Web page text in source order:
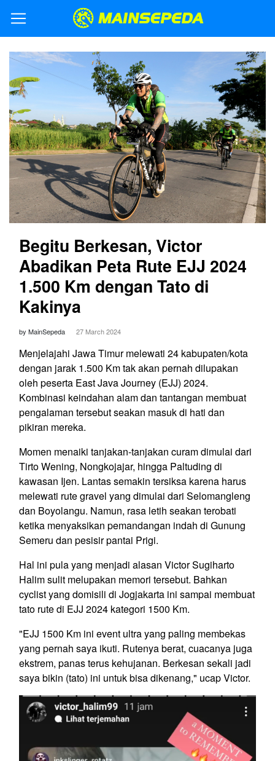
Begitu Berkesan, Victor
Abadikan Peta Rute EJJ 2024
1.500 Km dengan Tato di
Kakinya
by MainSepeda 27 March 2024
Menjelajahi Jawa Timur melewati 24 kabupaten/kota
dengan jarak 1.500 Km tak akan pernah dilupakan
oleh peserta East Java Journey (EJJ) 2024.
Kombinasi keindahan alam dan tantangan membuat
pengalaman tersebut seakan masuk di hati dan
pikiran mereka.
Momen menaiki tanjakan-tanjakan curam dimulai dari
Tirto Wening, Nongkojajar, hingga Paltuding di
kawasan Ijen. Lantas semakin tersiksa karena harus
melewati rute gravel yang dimulai dari Selomangleng
dan Boyolangu. Namun, rasa letih seakan terobati
ketika menyaksikan pemandangan indah di Gunung
Semeru dan pesisir pantai Prigi.
Hal ini pula yang menjadi alasan Victor Sugiharto
Halim sulit melupakan memori tersebut. Bahkan
cyclist yang domisili di Jogjakarta ini sampai membuat
tato rute di EJJ 2024 kategori 1500 Km.
"EJJ 1500 Km ini event ultra yang paling membekas
yang pernah saya ikuti. Rutenya berat, cuacanya juga
ekstrem, panas terus kehujanan. Berkesan sekali jadi
saya bikin (tato) ini untuk bisa dikenang," ucap Victor.